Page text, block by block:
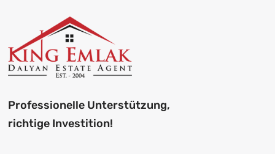
Professionelle Unterstützung,
richtige Investition!